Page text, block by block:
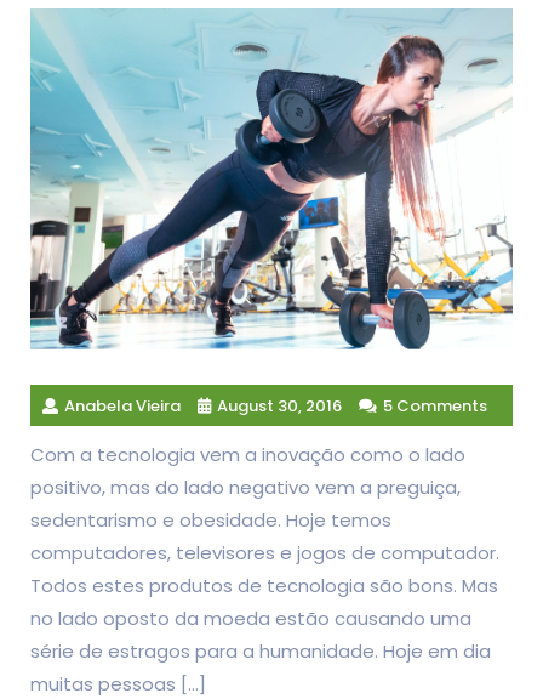
Anabela Vieira August 30, 2016 5 Comments
Com a tecnologia vem a inovação como o lado
positivo, mas do lado negativo vem a preguiça,
sedentarismo e obesidade. Hoje temos
computadores, televisores e jogos de computador.
Todos estes produtos de tecnologia são bons. Mas
no lado oposto da moeda estão causando uma
série de estragos para a humanidade. Hoje em dia
muitas pessoas […]